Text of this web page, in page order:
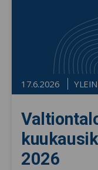
17.6.2026
2026